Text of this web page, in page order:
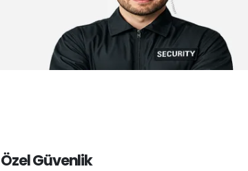
Özel Güvenlik